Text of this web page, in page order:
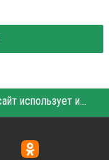
Этот сайт использует «cookies». Также сайт использует интернет-сервис для сбора технических данных касательно посетителей с целью получения маркетинговой и статистической информации. Условия обработки данных посетителей сайта см.